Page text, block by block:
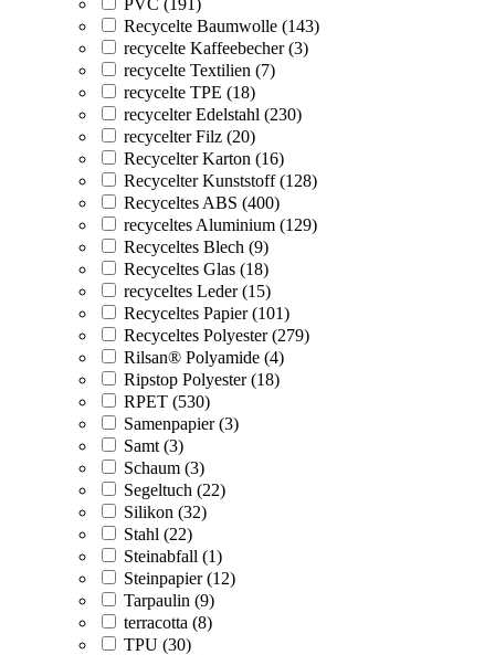
Recycelte Baumwolle (143)
recycelte Kaffeebecher (3)
recycelte Textilien (7)
recycelte TPE (18)
recycelter Edelstahl (230)
recycelter Filz (20)
Recycelter Karton (16)
Recycelter Kunststoff (128)
Recyceltes ABS (400)
recyceltes Aluminium (129)
Recyceltes Blech (9)
Recyceltes Glas (18)
recyceltes Leder (15)
Recyceltes Papier (101)
Recyceltes Polyester (279)
Rilsan® Polyamide (4)
Ripstop Polyester (18)
RPET (530)
Samenpapier (3)
Samt (3)
Schaum (3)
Segeltuch (22)
Silikon (32)
Stahl (22)
Steinabfall (1)
Steinpapier (12)
Tarpaulin (9)
terracotta (8)
TPU (30)